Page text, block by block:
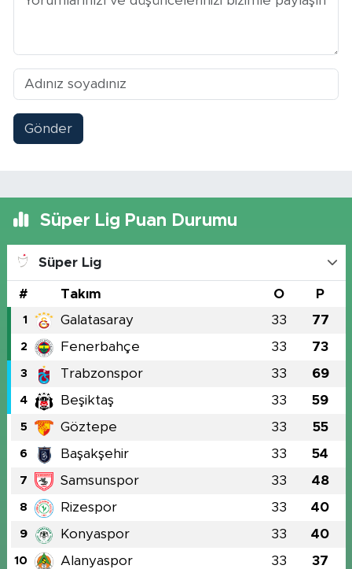
Gönder
Süper Lig Puan Durumu
Süper Lig
# Takım O P
1 Galatasaray 33 77
2 Fenerbahçe 33 73
3 Trabzonspor 33 69
4 Beşiktaş 33 59
5 Göztepe 33 55
6 Başakşehir 33 54
7 Samsunspor 33 48
8 Rizespor 33 40
9 Konyaspor 33 40
10 Alanyaspor 33 37